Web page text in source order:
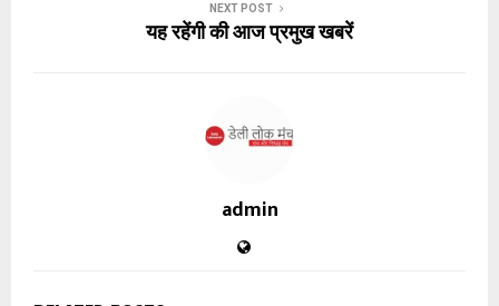
NEXT POST
यह रहेंगी की आज प्रमुख खबरें
admin